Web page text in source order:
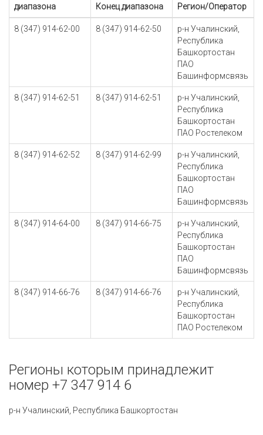
диапазона
Конец диапазона Регион/Оператор
8 (347) 914-62-00 8 (347) 914-62-50
р-н Учалинский,
Республика
Башкортостан
ПАО
Башинформсвязь
8 (347) 914-62-51 8 (347) 914-62-51
р-н Учалинский,
Республика
Башкортостан
ПАО Ростелеком
8 (347) 914-62-52 8 (347) 914-62-99
р-н Учалинский,
Республика
Башкортостан
ПАО
Башинформсвязь
8 (347) 914-64-00 8 (347) 914-66-75
р-н Учалинский,
Республика
Башкортостан
ПАО
Башинформсвязь
8 (347) 914-66-76 8 (347) 914-66-76
р-н Учалинский,
Республика
Башкортостан
ПАО Ростелеком
Регионы которым принадлежит
номер +7 347 914 6
р-н Учалинский, Республика Башкортостан